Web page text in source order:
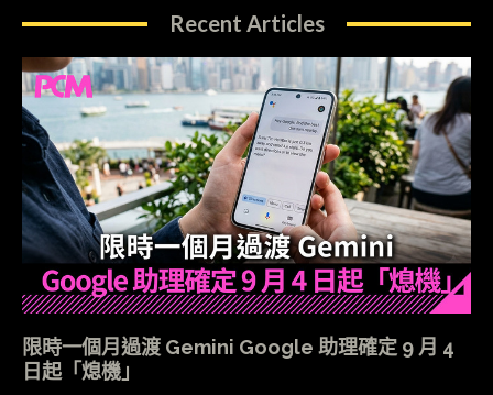
Recent Articles
限時一個月過渡 Gemini Google 助理確定 9 月 4
日起「熄機」